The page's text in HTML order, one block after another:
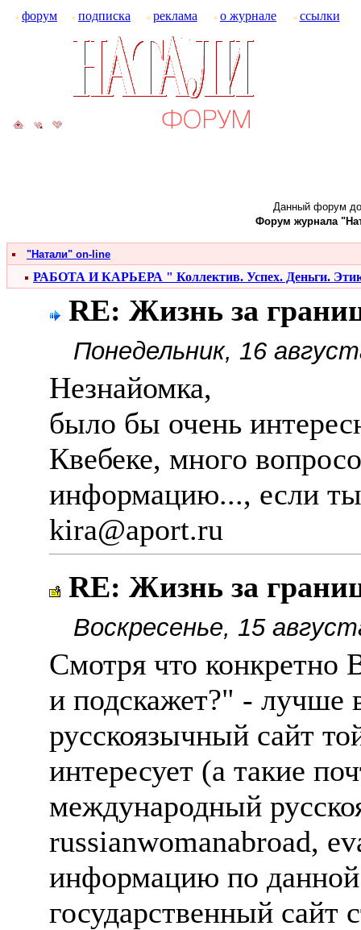
форум подписка реклама о журнале ссылки
Данный форум
Форум журнала
"Натали" on-line
РАБОТА И КАРЬЕРА " Коллектив. Успех. Деньги.
RE: Жизнь за
Понедельник, 16
Незнайомка,
было бы очень
Квебеке, много
информацию..., если
kira@aport.ru
RE: Жизнь за
Воскресенье, 15
Смотря что конкретно
и подскажет?" - лучше
русскоязычный сайт
интересует (а такие
международный
russianwomanabroad,
информацию по данной
государственный